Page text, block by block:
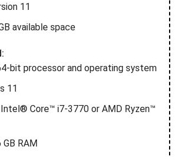
11
available space
bit processor and operating system
11
Intel® Core™ i7-3770 or AMD Ryzen™
GB RAM